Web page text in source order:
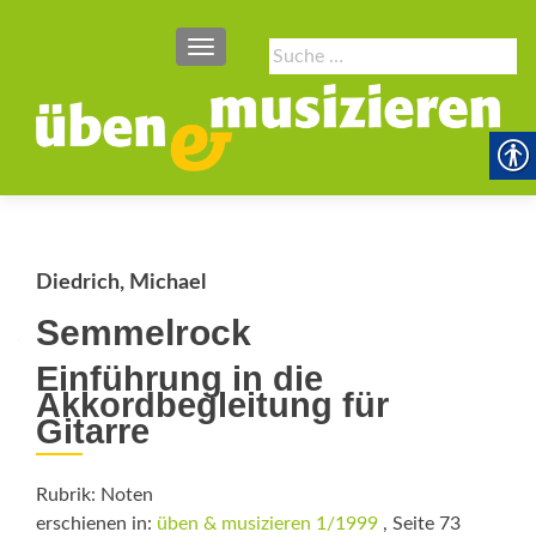
Suche
nach:
SCHALTE NAVIGATION
Diedrich, Michael
Semmelrock
Einführung in die
Akkordbegleitung für
Gitarre
Rubrik: Noten
erschienen in: üben & musizieren 1/1999 , Seite 73